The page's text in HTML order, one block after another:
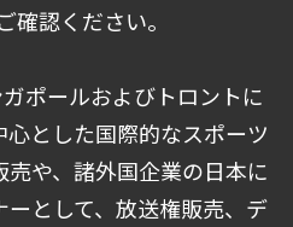
確認ください。
ポールおよびトロントに
とした国際的なスポーツ
や、諸外国企業の日本に
として、放送権販売、デ